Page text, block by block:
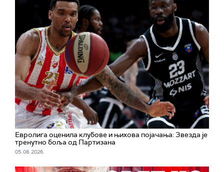
Евролига оценила клубове и њихова појачања: Звезда је
тренутно боља од Партизана
05. 08. 2026.